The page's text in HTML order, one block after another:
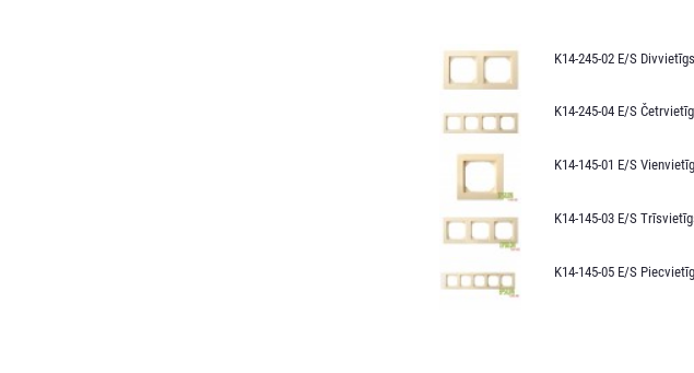
K14-245-02 E/S
K14-245-04 E/S
K14-145-01 E/S
K14-145-03 E/S
K14-145-05 E/S